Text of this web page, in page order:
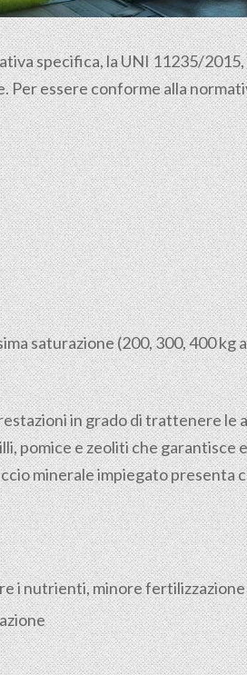
specifica, la UNI 11235/
Per essere conforme alla
saturazione (200, 300, 400 kg
in grado di trattenere
pomice e zeoliti che
minerale impiegato
i nutrienti, minore fertilizzazione